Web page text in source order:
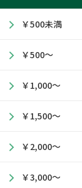
￥500未満
￥500～
￥1,000～
￥1,500～
￥2,000～
￥3,000～